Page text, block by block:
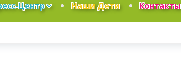
Центр Наши Дети Контакты